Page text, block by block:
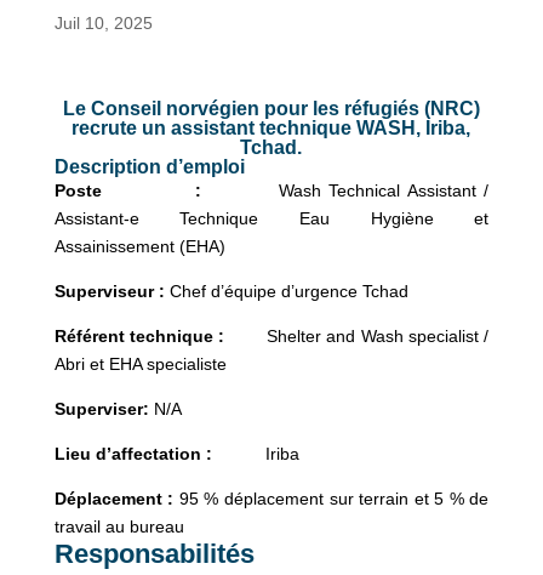
Juil 10, 2025
Le Conseil norvégien pour les réfugiés (NRC)
recrute un assistant technique WASH, Iriba,
Tchad.
Description d’emploi
Poste :
Wash Technical Assistant /
Assistant-e Technique Eau Hygiène et
Assainissement (EHA)
Superviseur : Chef d’équipe d’urgence Tchad
Référent technique : Shelter and Wash specialist /
Abri et EHA specialiste
Superviser: N/A
Lieu d’affectation : Iriba
Déplacement : 95 % déplacement sur terrain et 5 % de
travail au bureau
Responsabilités